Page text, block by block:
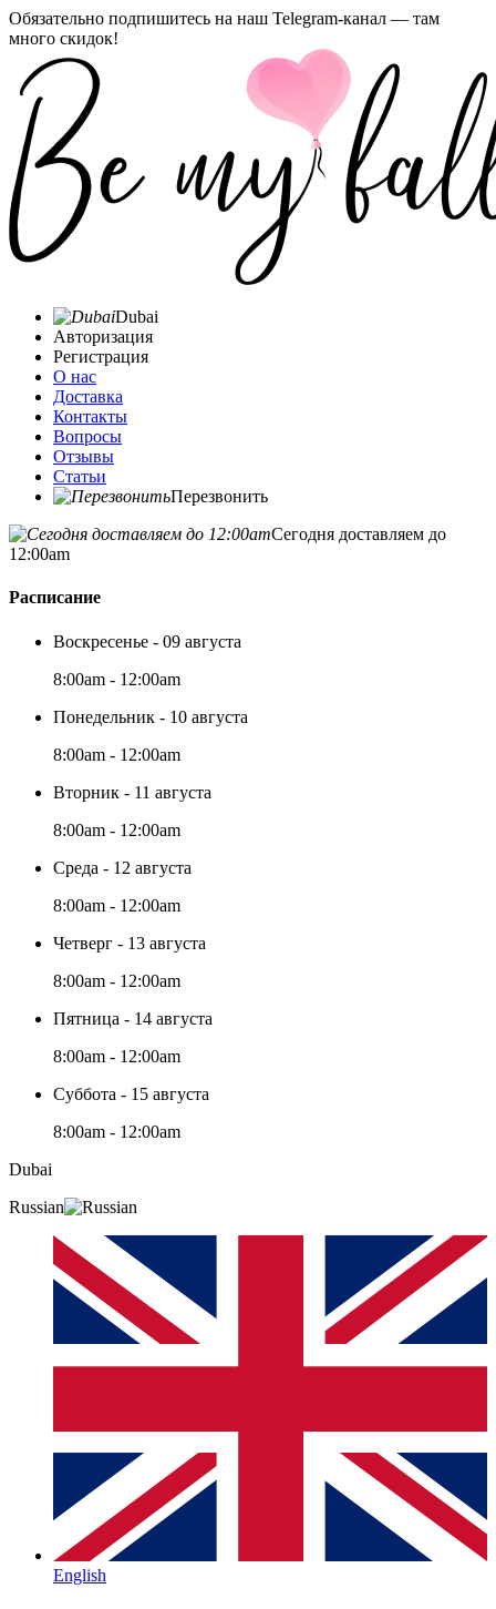
Обязательно подпишитесь на наш Telegram-канал — там
много скидок!
Dubai
Авторизация
Регистрация
О нас
Доставка
Контакты
Вопросы
Отзывы
Статьи
Перезвонить
Сегодня доставляем до
12:00am
Расписание
Воскресенье - 09 августа
8:00am - 12:00am
Понедельник - 10 августа
8:00am - 12:00am
Вторник - 11 августа
8:00am - 12:00am
Среда - 12 августа
8:00am - 12:00am
Четверг - 13 августа
8:00am - 12:00am
Пятница - 14 августа
8:00am - 12:00am
Суббота - 15 августа
8:00am - 12:00am
Dubai
Russian
English